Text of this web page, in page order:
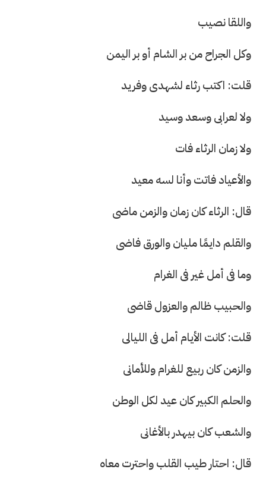
واللقا نصيب
وكل الجراح من بر الشام أو بر اليمن
قلت: اكتب رثاء لشهدى وفريد
ولا لعرابى وسعد وسيد
ولا زمان الرثاء فات
والأعياد فاتت وأنا لسه معيد
قال: الرثاء كان زمان والزمن ماضى
والقلم دايمًا مليان والورق فاضى
وما فى أمل غير فى الغرام
والحبيب ظالم والعزول قاضى
قلت: كانت الأيام أمل فى الليالى
والزمن كان ربيع للغرام وللأمانى
والحلم الكبير كان عيد لكل الوطن
والشعب كان بيهدر بالأغانى
قال: احتار طيب القلب واحترت معاه